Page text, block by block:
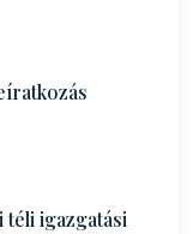
téli igazgatási